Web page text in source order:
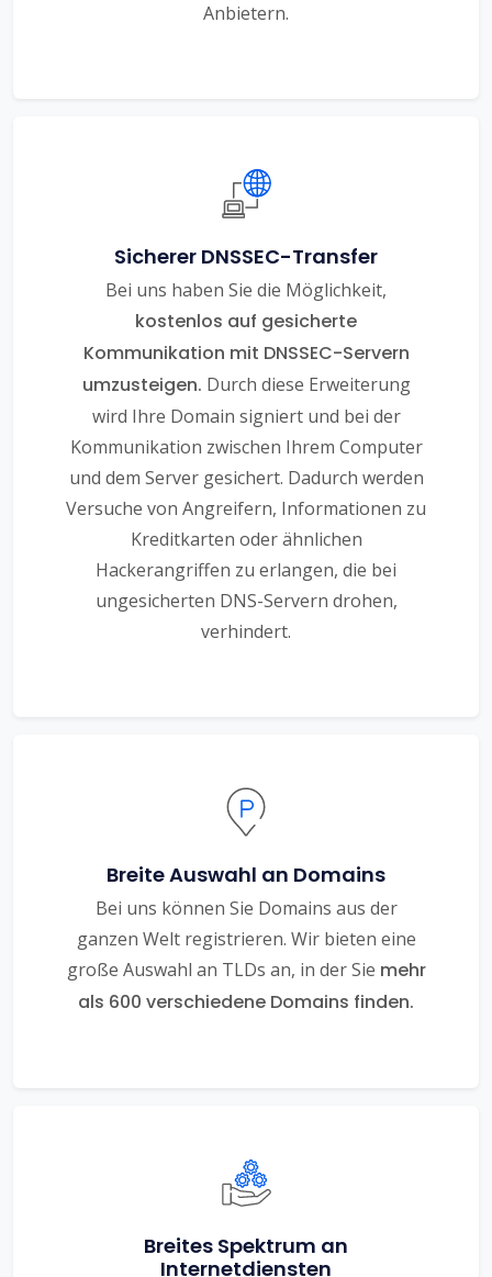
Anbietern.
Sicherer DNSSEC-Transfer
Bei uns haben Sie die Möglichkeit,
kostenlos auf gesicherte
Kommunikation mit DNSSEC-Servern
umzusteigen. Durch diese Erweiterung
wird Ihre Domain signiert und bei der
Kommunikation zwischen Ihrem Computer
und dem Server gesichert. Dadurch werden
Versuche von Angreifern, Informationen zu
Kreditkarten oder ähnlichen
Hackerangriffen zu erlangen, die bei
ungesicherten DNS-Servern drohen,
verhindert.
Breite Auswahl an Domains
Bei uns können Sie Domains aus der
ganzen Welt registrieren. Wir bieten eine
große Auswahl an TLDs an, in der Sie mehr
als 600 verschiedene Domains finden.
Breites Spektrum an
Internetdiensten